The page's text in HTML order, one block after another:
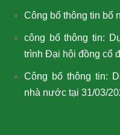
Công bố thông tin bổ
công bố thông tin:
trình Đại hội đồng cổ
Công bố thông tin:
nhà nước tại 31/03/